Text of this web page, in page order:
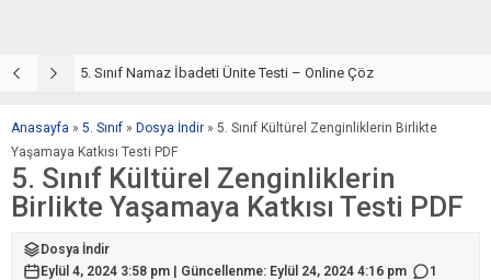
5. Sınıf Namaz İbadeti Ünite Testi – Online Çöz
Anasayfa » 5. Sınıf » Dosya İndir » 5. Sınıf Kültürel Zenginliklerin Birlikte
Yaşamaya Katkısı Testi PDF
5. Sınıf Kültürel Zenginliklerin
Birlikte Yaşamaya Katkısı Testi PDF
Dosya İndir
Eylül 4, 2024 3:58 pm | Güncellenme: Eylül 24, 2024 4:16 pm
1